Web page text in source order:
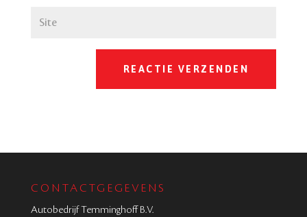
CONTACTGEGEVENS
Autobedrijf Temminghoff B.V.